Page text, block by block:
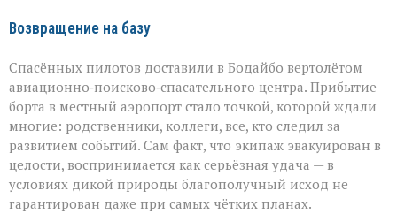
Возвращение на базу
Спасённых пилотов доставили в Бодайбо вертолётом
авиационно‑поисково‑спасательного центра. Прибытие
борта в местный аэропорт стало точкой, которой ждали
многие: родственники, коллеги, все, кто следил за
развитием событий. Сам факт, что экипаж эвакуирован в
целости, воспринимается как серьёзная удача — в
условиях дикой природы благополучный исход не
гарантирован даже при самых чётких планах.